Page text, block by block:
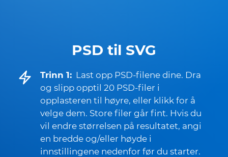
PSD til SVG
Trinn 1: Last opp PSD-filene dine. Dra
og slipp opptil 20 PSD-filer i
opplasteren til høyre, eller klikk for å
velge dem. Store filer går fint. Hvis du
vil endre størrelsen på resultatet, angi
en bredde og/eller høyde i
innstillingene nedenfor før du starter.